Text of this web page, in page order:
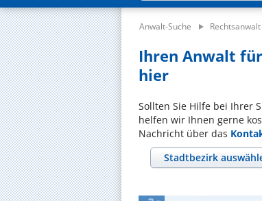
Anwalt-Suche
Ihren Anwalt
hier
Sollten Sie Hilfe bei Ihrer
helfen wir Ihnen gerne
Nachricht über das
Stadtbezirk